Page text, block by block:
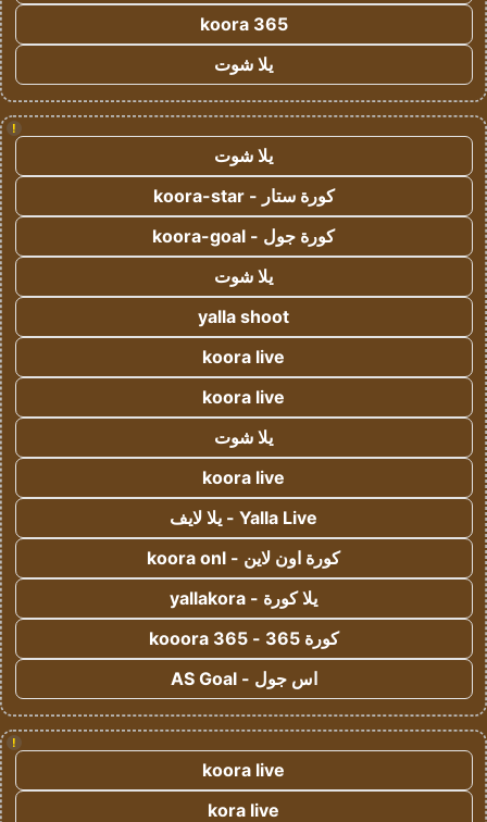
koora 365
يلا شوت
!
يلا شوت
كورة ستار - koora-star
كورة جول - koora-goal
يلا شوت
yalla shoot
koora live
koora live
يلا شوت
koora live
Yalla Live - يلا لايف
كورة اون لاين - koora onl
يلا كورة - yallakora
كورة 365 - kooora 365
اس جول - AS Goal
!
koora live
kora live